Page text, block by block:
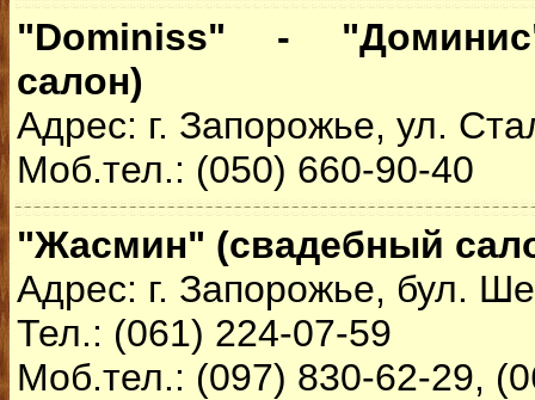
"Dominiss" -
салон)
Адрес: г. Запорожье, ул.
Моб.тел.: (050) 660-90-40
"Жасмин" (свадебный
Адрес: г. Запорожье, бул.
Тел.: (061) 224-07-59
Моб.тел.: (097) 830-62-29,